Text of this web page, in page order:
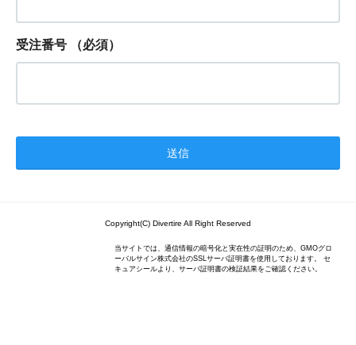
受注番号 （必須）
Copyright(C) Divertire All Right Reserved
当サイトでは、通信情報の暗号化と実在性の証明のため、GMOグロ
ーバルサイン株式会社のSSLサーバ証明書を使用しております。 セ
キュアシールより、サーバ証明書の検証結果をご確認ください。